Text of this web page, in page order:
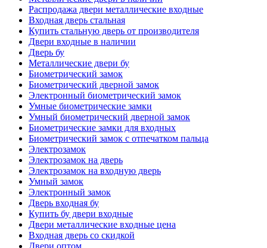
Распродажа двери металлические входные
Входная дверь стальная
Купить стальную дверь от производителя
Двери входные в наличии
Дверь бу
Металлические двери бу
Биометрический замок
Биометрический дверной замок
Электронный биометрический замок
Умные биометрические замки
Умный биометрический дверной замок
Биометрические замки для входных
Биометрический замок с отпечатком пальца
Электрозамок
Электрозамок на дверь
Электрозамок на входную дверь
Умный замок
Электронный замок
Дверь входная бу
Купить бу двери входные
Двери металлические входные цена
Входная дверь со скидкой
Двери оптом